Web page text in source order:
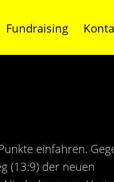
Fundraising
einfahren.
(13:9) der neuen